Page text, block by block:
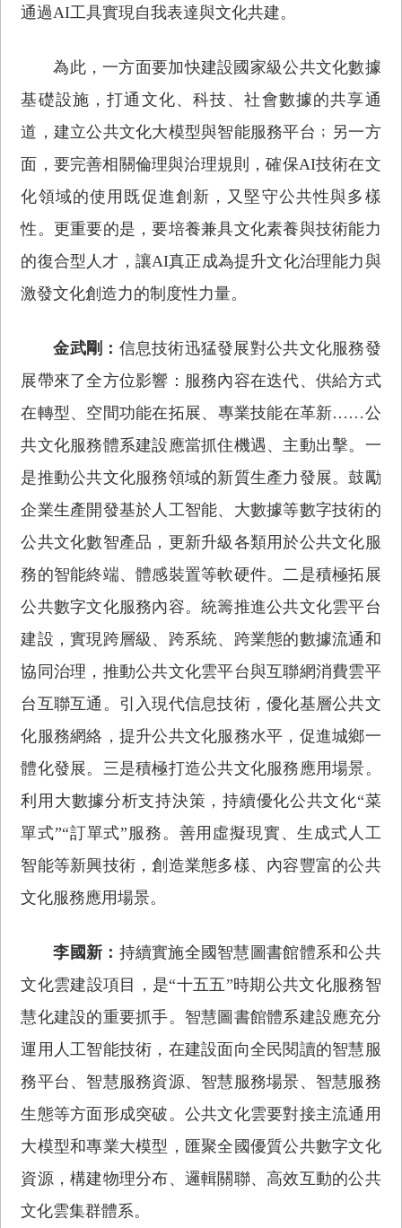
通過AI工具實現自我表達與文化共建。
為此，一方面要加快建設國家級公共文化數據
基礎設施，打通文化、科技、社會數據的共享通
道，建立公共文化大模型與智能服務平台﹔另一方
面，要完善相關倫理與治理規則，確保AI技術在文
化領域的使用既促進創新，又堅守公共性與多樣
性。更重要的是，要培養兼具文化素養與技術能力
的復合型人才，讓AI真正成為提升文化治理能力與
激發文化創造力的制度性力量。
金武剛： 信息技術迅猛發展對公共文化服務發
展帶來了全方位影響：服務內容在迭代、供給方式
在轉型、空間功能在拓展、專業技能在革新……公
共文化服務體系建設應當抓住機遇、主動出擊。一
是推動公共文化服務領域的新質生產力發展。鼓勵
企業生產開發基於人工智能、大數據等數字技術的
公共文化數智產品，更新升級各類用於公共文化服
務的智能終端、體感裝置等軟硬件。二是積極拓展
公共數字文化服務內容。統籌推進公共文化雲平台
建設，實現跨層級、跨系統、跨業態的數據流通和
協同治理，推動公共文化雲平台與互聯網消費雲平
台互聯互通。引入現代信息技術，優化基層公共文
化服務網絡，提升公共文化服務水平，促進城鄉一
體化發展。三是積極打造公共文化服務應用場景。
利用大數據分析支持決策，持續優化公共文化“菜
單式”“訂單式”服務。善用虛擬現實、生成式人工
智能等新興技術，創造業態多樣、內容豐富的公共
文化服務應用場景。
李國新： 持續實施全國智慧圖書館體系和公共
文化雲建設項目，是“十五五”時期公共文化服務智
慧化建設的重要抓手。智慧圖書館體系建設應充分
運用人工智能技術，在建設面向全民閱讀的智慧服
務平台、智慧服務資源、智慧服務場景、智慧服務
生態等方面形成突破。公共文化雲要對接主流通用
大模型和專業大模型，匯聚全國優質公共數字文化
資源，構建物理分布、邏輯關聯、高效互動的公共
文化雲集群體系。